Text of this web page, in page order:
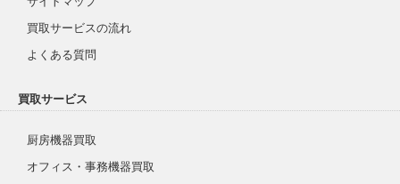
買取サービスの流れ
よくある質問
買取サービス
厨房機器買取
オフィス・事務機器買取